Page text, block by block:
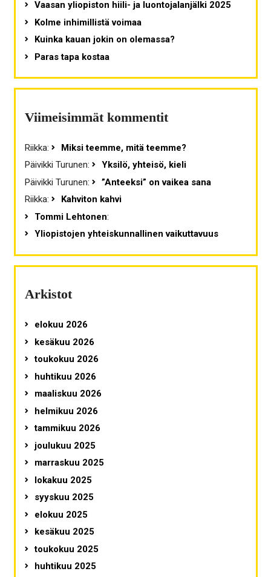
Vaasan yliopiston hiili- ja luontojalanjälki 2025
Kolme inhimillistä voimaa
Kuinka kauan jokin on olemassa?
Paras tapa kostaa
Viimeisimmät kommentit
Riikka:
Miksi teemme, mitä teemme?
Päivikki Turunen:
Yksilö, yhteisö, kieli
Päivikki Turunen:
”Anteeksi” on vaikea sana
Riikka:
Kahviton kahvi
Tommi Lehtonen:
Yliopistojen yhteiskunnallinen vaikuttavuus
Arkistot
elokuu 2026
kesäkuu 2026
toukokuu 2026
huhtikuu 2026
maaliskuu 2026
helmikuu 2026
tammikuu 2026
joulukuu 2025
marraskuu 2025
lokakuu 2025
syyskuu 2025
elokuu 2025
kesäkuu 2025
toukokuu 2025
huhtikuu 2025